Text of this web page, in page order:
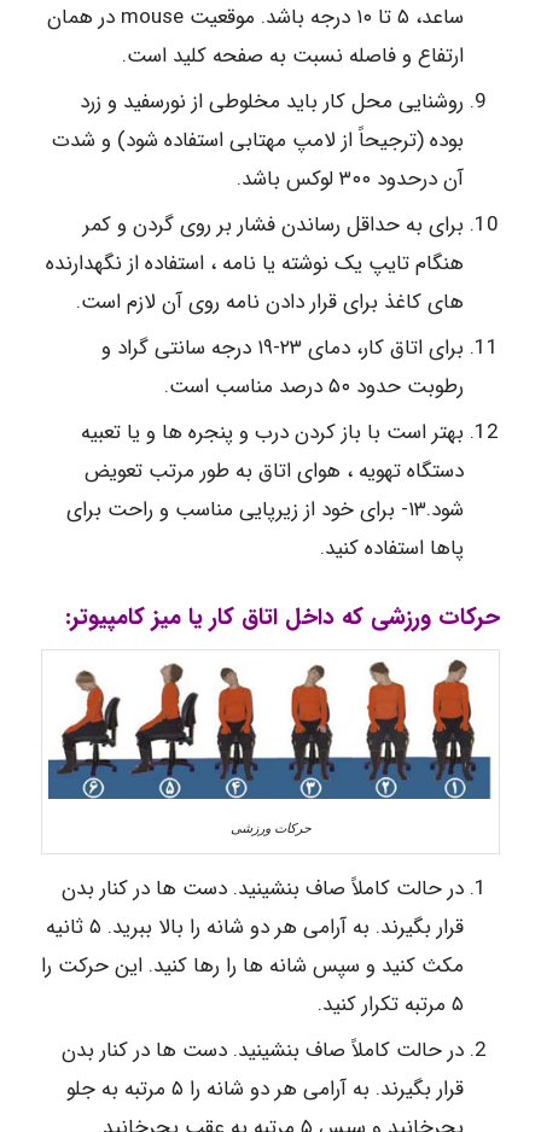
ساعد، ۵ تا ۱۰ درجه باشد. موقعیت mouse در همان
ارتفاع و فاصله نسبت به صفحه کلید است.
روشنایی محل کار باید مخلوطی از نورسفید و زرد
بوده (ترجیحاً از لامپ مهتابی استفاده شود) و شدت
آن درحدود ۳۰۰ لوکس باشد.
برای به حداقل رساندن فشار بر روی گردن و کمر
هنگام تایپ یک نوشته یا نامه ، استفاده از نگهدارنده
های کاغذ برای قرار دادن نامه روی آن لازم است.
برای اتاق کار، دمای ۲۳-۱۹ درجه سانتی گراد و
رطوبت حدود ۵۰ درصد مناسب است.
بهتر است با باز کردن درب و پنجره ها و یا تعبیه
دستگاه تهویه ، هوای اتاق به طور مرتب تعویض
شود.۱۳- برای خود از زیرپایی مناسب و راحت برای
پاها استفاده کنید.
حرکات ورزشی که داخل اتاق کار یا میز کامپیوتر:
حرکات ورزشی
در حالت کاملاً صاف بنشینید. دست ها در کنار بدن
قرار بگیرند. به آرامی هر دو شانه را بالا ببرید. ۵ ثانیه
مکث کنید و سپس شانه ها را رها کنید. این حرکت را
۵ مرتبه تکرار کنید.
در حالت کاملاً صاف بنشینید. دست ها در کنار بدن
قرار بگیرند. به آرامی هر دو شانه را ۵ مرتبه به جلو